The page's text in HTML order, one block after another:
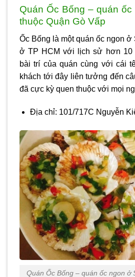
Quán Ốc Bống – quán
thuộc Quận Gò Vấp
Ốc Bống là mộtquán ốc ngon ở
ở TP HCM với lịch sử hơn 10
bài trí của quán cùng với cái
khách tới đây liên tưởng đến
đã cực kỳ quen thuộc với mọi
Địa chỉ: 101/717C Nguyễn
Quán Ốc Bống – quán ốc ngon ở